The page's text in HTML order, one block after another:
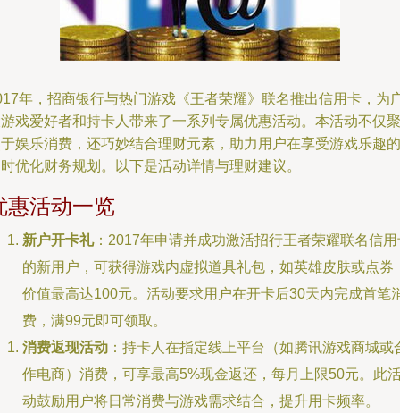
年，招商银行与热门游戏《王者荣耀》联名推出信用卡，为
戏爱好者和持卡人带来了一系列专属优惠活动。本活动不仅聚
娱乐消费，还巧妙结合理财元素，助力用户在享受游戏乐趣的
优化财务规划。以下是活动详情与理财建议。
惠活动一览
新户开卡礼：2017年申请并成功激活招行王者荣耀联名信用
的新用户，可获得游戏内虚拟道具礼包，如英雄皮肤或点券
价值最高达100元。活动要求用户在开卡后30天内完成首笔
费，满99元即可领取。
消费返现活动 ：持卡人在指定线上平台（如腾讯游戏商城或
作电商）消费，可享最高5%现金返还，每月上限50元。此
动鼓励用户将日常消费与游戏需求结合，提升用卡频率。